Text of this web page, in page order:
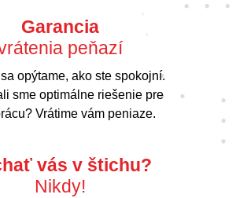
Garancia
peňazí
opýtame, ako ste spokojní.
sme optimálne riešenie pre
Vrátime vám peniaze.
vás v štichu?
Nikdy!